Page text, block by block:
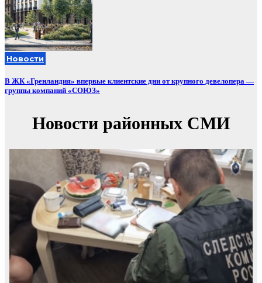
Новости
В ЖК «Гренландия» впервые клиентские дни от крупного девелопера —
группы компаний «СОЮЗ»